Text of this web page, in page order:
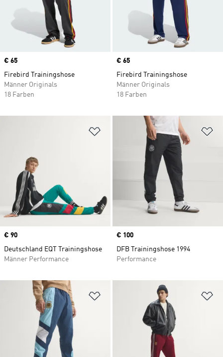
Price
€ 65
Firebird Trainingshose
Männer Originals
18 Farben
Price
€ 65
Firebird Trainingshose
Männer Originals
18 Farben
Zur Wunschliste hinzufügen
Price
€ 90
Deutschland EQT Trainingshose
Männer Performance
Price
€ 100
DFB Trainingshose 1994
Performance
Zur Wunschliste hinzufügen